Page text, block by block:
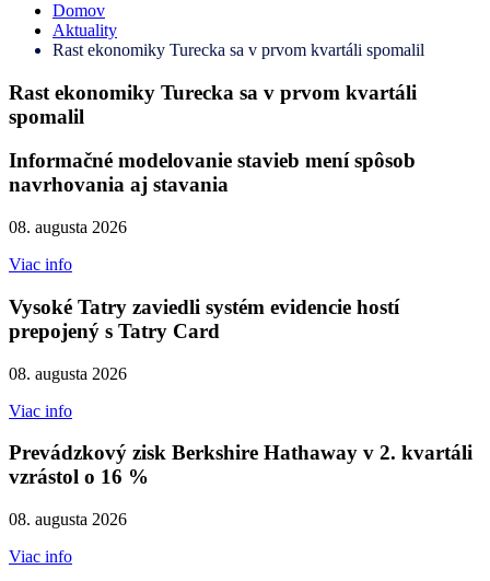
Domov
Aktuality
Rast ekonomiky Turecka sa v prvom kvartáli spomalil
Rast ekonomiky Turecka sa v prvom kvartáli
spomalil
Informačné modelovanie stavieb mení spôsob
navrhovania aj stavania
08. augusta 2026
Viac info
Vysoké Tatry zaviedli systém evidencie hostí
prepojený s Tatry Card
08. augusta 2026
Viac info
Prevádzkový zisk Berkshire Hathaway v 2. kvartáli
vzrástol o 16 %
08. augusta 2026
Viac info